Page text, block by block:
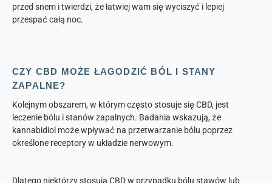
przed snem i twierdzi, że łatwiej wam się wyciszyć i lepiej
przespać całą noc.
CZY CBD MOŻE ŁAGODZIĆ BÓL I STANY
ZAPALNE?
Kolejnym obszarem, w którym często stosuje się CBD, jest
leczenie bólu i stanów zapalnych. Badania wskazują, że
kannabidiol może wpływać na przetwarzanie bólu poprzez
określone receptory w układzie nerwowym.
Dlatego niektórzy stosują CBD w przypadku bólu stawów lub